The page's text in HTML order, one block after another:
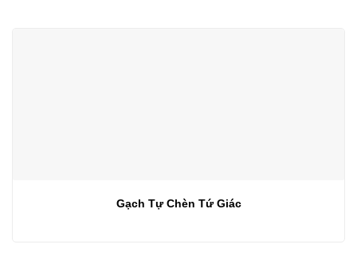
Gạch Tự Chèn Tứ Giác